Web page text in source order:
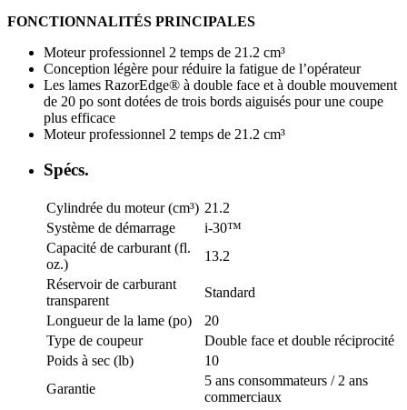
FONCTIONNALITÉS PRINCIPALES
Moteur professionnel 2 temps de 21.2 cm³
Conception légère pour réduire la fatigue de l’opérateur
Les lames RazorEdge® à double face et à double mouvement
de 20 po sont dotées de trois bords aiguisés pour une coupe
plus efficace
Moteur professionnel 2 temps de 21.2 cm³
Spécs.
Cylindrée du moteur (cm³) 21.2
Système de démarrage
i-30™
Capacité de carburant (fl.
oz.)
13.2
Réservoir de carburant
transparent
Standard
Longueur de la lame (po)
20
Type de coupeur
Double face et double réciprocité
Poids à sec (lb)
10
Garantie
5 ans consommateurs / 2 ans
commerciaux